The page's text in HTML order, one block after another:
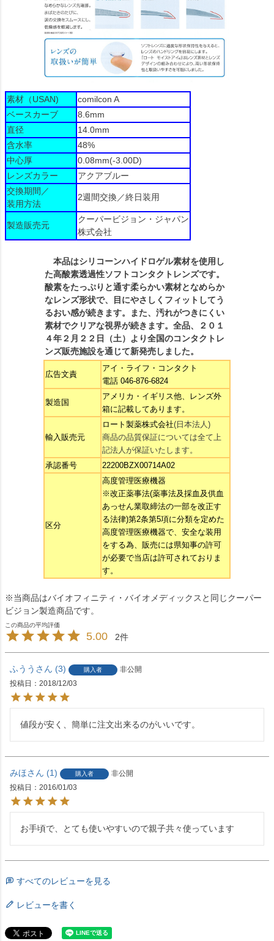
素材（USAN)
comilcon A
ベースカーブ
8.6mm
直径
14.0mm
含水率
48%
中心厚
0.08mm(-3.00D)
レンズカラー
アクアブルー
交換期間／
装用方法
2週間交換／終日装用
製造販売元
クーパービジョン・ジャパン
株式会社
本品はシリコーンハイドロゲル素材を使用し
た高酸素透過性ソフトコンタクトレンズです。
酸素をたっぷりと通す柔らかい素材となめらか
なレンズ形状で、目にやさしくフィットしてう
るおい感が続きます。また、汚れがつきにくい
素材でクリアな視界が続きます。全品、２０１
４年２月２２日（土）より全国のコンタクトレ
ンズ販売施設を通じて新発売しました。
広告文責
アイ・ライフ・コンタクト
電話 046-876-6824
製造国
アメリカ・イギリス他、レンズ外
箱に記載してあります。
輸入販売元
ロート製薬株式会社(日本法人)
商品の品質保証については全て上
記法人が保証いたします。
承認番号
22200BZX00714A02
区分
高度管理医療機器
※改正薬事法(薬事法及採血及供血
あっせん業取締法の一部を改正す
る法律)第2条第5項に分類を定めた
高度管理医療機器で、安全な装用
をする為、販売には県知事の許可
が必要で当店は許可されておりま
す。
※当商品はバイオフィニティ・バイオメディックスと同じクーパー
ビジョン製造商品です。
5.00 2
ふうう 3 購入者
非公開
投稿日
2018/12/03
値段が安く、簡単に注文出来るのがいいです。
みほ 1 購入者
非公開
投稿日
2016/01/03
すべてのレビューを見る
レビューを書く